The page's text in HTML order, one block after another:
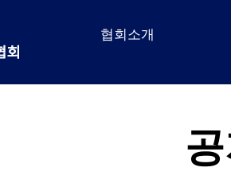
협회소개